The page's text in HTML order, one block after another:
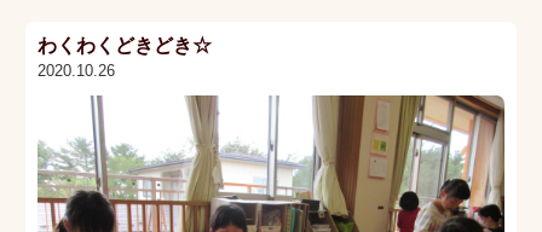
わくわくどきどき☆
2020.10.26